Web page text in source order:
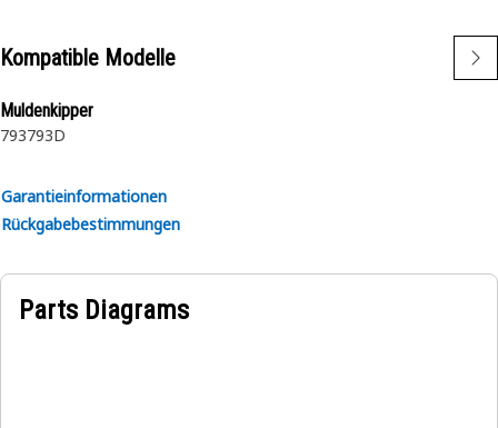
Kompatible Modelle
Muldenkipper
793793D
Garantieinformationen
Rückgabebestimmungen
Parts Diagrams